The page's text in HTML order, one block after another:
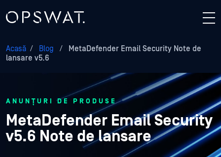
Acasă / Blog /
MetaDefender Email Security Note de
lansare v5.6
ANUNȚURI DE PRODUSE
MetaDefender Email Security
v5.6 Note de lansare